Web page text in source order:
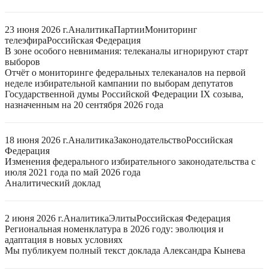
23 июня 2026 г.АналитикаПартииМониторинг
телеэфираРоссийская Федерация
В зоне особого невнимания: телеканалы игнорируют старт
выборов
Отчёт о мониторинге федеральных телеканалов на первой
неделе избирательной кампании по выборам депутатов
Государственной думы Российской Федерации IX созыва,
назначенным на 20 сентября 2026 года
18 июня 2026 г.АналитикаЗаконодательствоРоссийская
Федерация
Изменения федерального избирательного законодательства с
июля 2021 года по май 2026 года
Аналитический доклад
2 июня 2026 г.АналитикаЭлитыРоссийская Федерация
Региональная номенклатура в 2026 году: эволюция и
адаптация в новых условиях
Мы публикуем полный текст доклада Александра Кынева